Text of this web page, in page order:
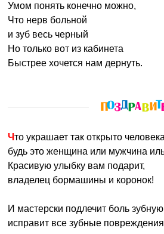
Умом понять конечно можно,
Что нерв больной
и зуб весь черный
Но только вот из кабинета
Быстрее хочется нам дернуть.
Что украшает так открыто
будь это женщина или мужчина
Красивую улыбку вам подарит,
владелец бормашины и коронок!
И мастерски подлечит боль
исправит все зубные